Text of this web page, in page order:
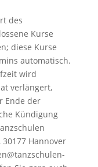
des
Kurse
diese Kurse
automatisch.
wird
verlängert,
Ende der
Kündigung
Hannover